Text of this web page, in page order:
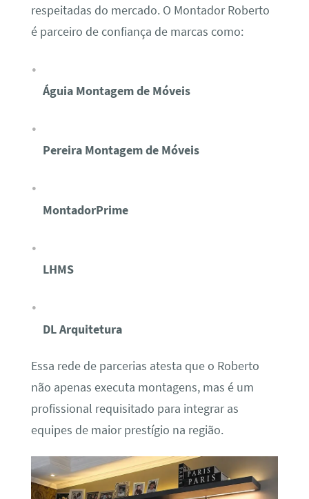
respeitadas do mercado. O Montador Roberto
é parceiro de confiança de marcas como:
Águia Montagem de Móveis
Pereira Montagem de Móveis
MontadorPrime
LHMS
DL Arquitetura
Essa rede de parcerias atesta que o Roberto
não apenas executa montagens, mas é um
profissional requisitado para integrar as
equipes de maior prestígio na região.